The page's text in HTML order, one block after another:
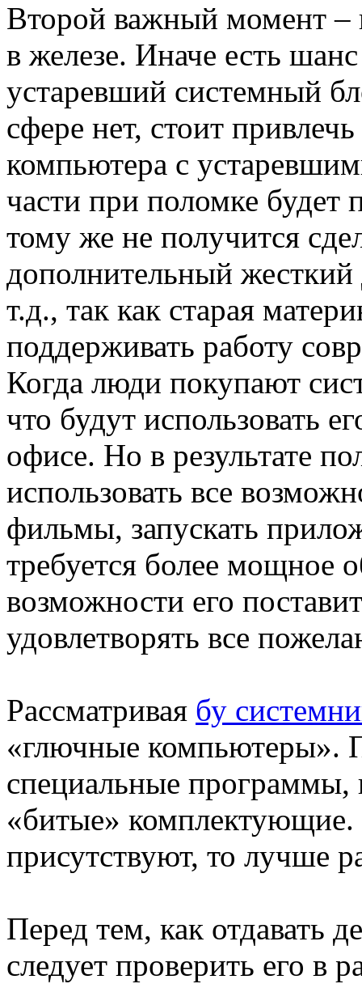
Второй важный момент –
в железе. Иначе есть
устаревший системный
сфере нет, стоит
компьютера с
части при поломке будет
тому же не получится
дополнительный
т.д., так как старая
поддерживать работу
Когда люди покупают
что будут использовать
офисе. Но в результате
использовать все
фильмы, запускать
требуется более мощное
возможности его
удовлетворять все
Рассматривая бу
«глючные компьютеры».
специальные программы,
«битые»
присутствуют, то лучше
Перед тем, как отдавать
следует проверить его в